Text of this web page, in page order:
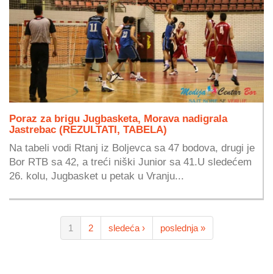
Poraz za brigu Jugbasketa, Morava nadigrala
Jastrebac (REZULTATI, TABELA)
Na tabeli vodi Rtanj iz Boljevca sa 47 bodova, drugi je
Bor RTB sa 42, a treći niški Junior sa 41.U sledećem
26. kolu, Jugbasket u petak u Vranju...
1 2 sledeća › poslednja »